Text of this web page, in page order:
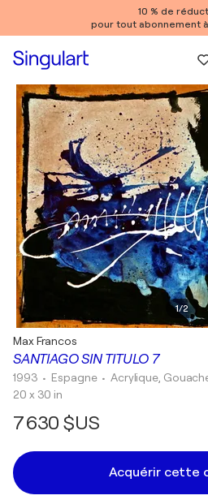
10 % de
pour tout abonnement
1/2
SANTIAGO SIN TITULO 7
Max Francos
1993 • Espagne • Acrylique,
20 x 30 in
7 630 $US
Acquérir cette